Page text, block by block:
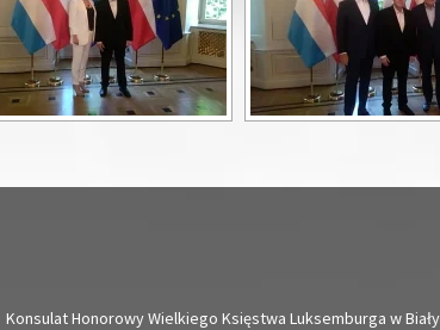
Konsulat Honorowy Wielkiego Księstwa Luksemburga w